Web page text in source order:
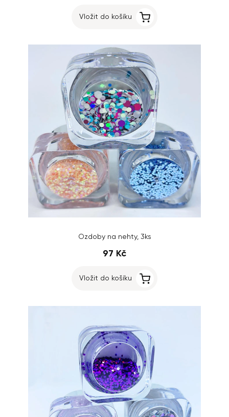
Vložit do košíku
Ozdoby na nehty, 3ks
97 Kč
Vložit do košíku